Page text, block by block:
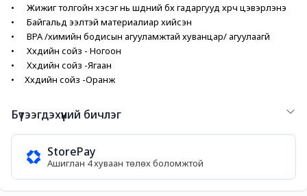
•      Жижиг толгойн хэсэг нь шүдний бүх гадаргууд хүрч цэвэрлэнэ
•      Байгальд ээлтэй материалиар хийсэн
•      BPA /химийн бодисын агууламжтай хуванцар/ агуулаагүй
•      Хүүхдийн сойз - Ногоон
•      Хүүхдийн сойз -Ягаан
• Хүүхдийн сойз -Оранж
Бүтээгдэхүүний бичлэг
StorePay
Ашиглан 4 хуваан төлөх боломжтой